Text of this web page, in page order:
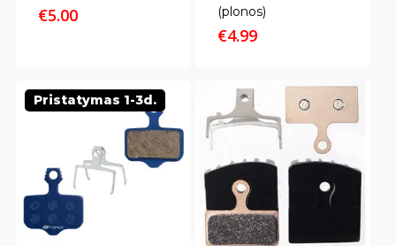
€5.00
(plonos)
€4.99
Pristatymas 1-3d.